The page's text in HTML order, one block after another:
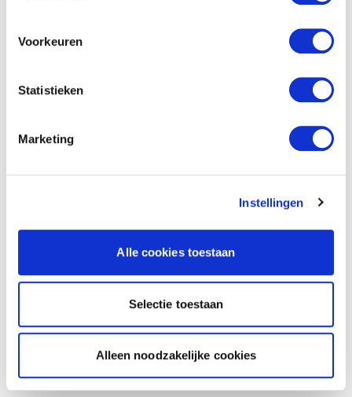
Voorkeuren
Statistieken
Marketing
Instellingen
Alle cookies toestaan
Selectie toestaan
Alleen noodzakelijke cookies